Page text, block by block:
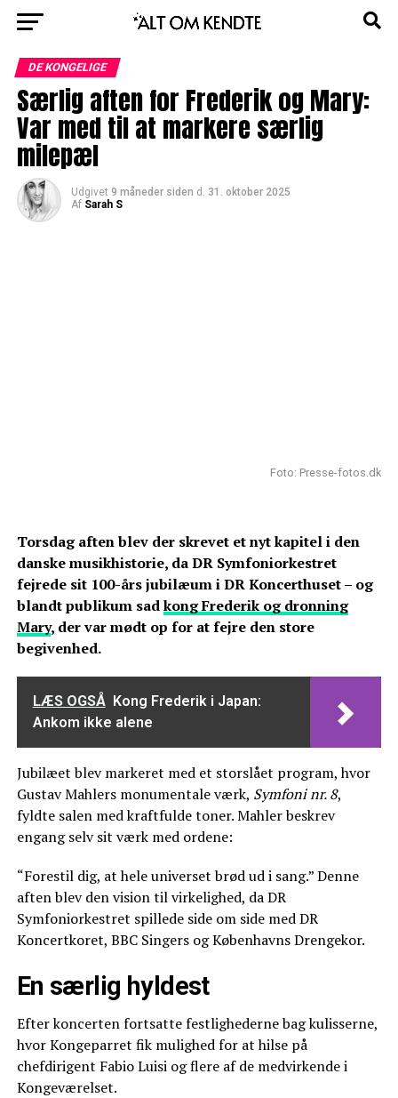
DE KONGELIGE
Særlig aften for Frederik og Mary:
Var med til at markere særlig
milepæl
Udgivet 9 måneder siden d. 31. oktober 2025
Af Sarah S
Foto: Presse-fotos.dk
Torsdag aften blev der skrevet et nyt kapitel i den
danske musikhistorie, da DR Symfoniorkestret
fejrede sit 100-års jubilæum i DR Koncerthuset – og
blandt publikum sadkong Frederik og dronning
Mary, der var mødt op for at fejre den store
begivenhed.
LÆS OGSÅ Kong Frederik i Japan:
Ankom ikke alene
Jubilæet blev markeret med et storslået program, hvor
Gustav Mahlers monumentale værk, Symfoni nr. 8,
fyldte salen med kraftfulde toner. Mahler beskrev
engang selv sit værk med ordene:
“Forestil dig, at hele universet brød ud i sang.” Denne
aften blev den vision til virkelighed, da DR
Symfoniorkestret spillede side om side med DR
Koncertkoret, BBC Singers og Københavns Drengekor.
En særlig hyldest
Efter koncerten fortsatte festlighederne bag kulisserne,
hvor Kongeparret fik mulighed for at hilse på
chefdirigent Fabio Luisi og flere af de medvirkende i
Kongeværelset.